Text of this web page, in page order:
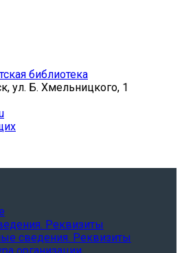
библиотека
ул. Б. Хмельницкого, 1
Реквизиты
сведения. Реквизиты